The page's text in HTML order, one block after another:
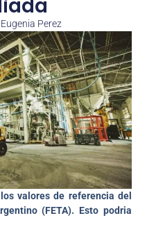
Eugenia Perez
valores de referencia del
(FETA). Esto podria